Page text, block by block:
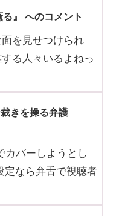
』 へのコメント
を見せつけられ
る人々いるよねっ
きを操る弁護
カバーしようとし
なら弁舌で視聴者